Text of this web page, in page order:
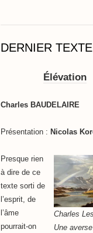
DERNIER TEXTE
Élévation
Charles BAUDELAIRE
Présentation : Nicolas
Charles
Une averse
Presque rien
à dire de ce
texte sorti de
l’esprit, de
l’âme
pourrait-on